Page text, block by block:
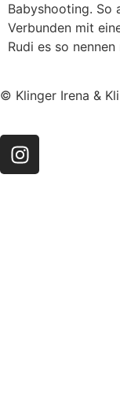
Babyshooting. So
Verbunden mit
Rudi es so
© Klinger Irena &